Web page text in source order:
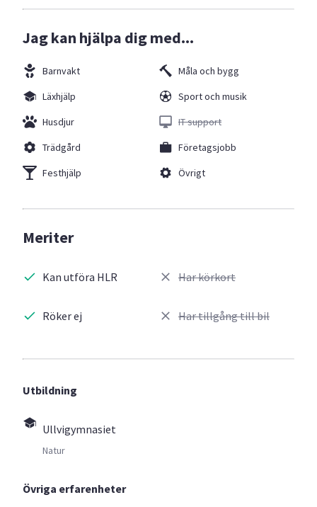
Jag kan hjälpa dig med...
Barnvakt
Läxhjälp
Husdjur
Trädgård
Festhjälp
Måla och bygg
Sport och musik
IT support
Företagsjobb
Övrigt
Meriter
Kan utföra HLR
Röker ej
Har körkort
Har tillgång till bil
Utbildning
Ullvigymnasiet
Natur
Övriga erfarenheter